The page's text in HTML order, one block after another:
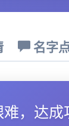
名字
，达